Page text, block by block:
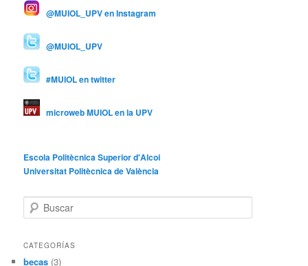
@MUIOL_UPV en Instagram
@MUIOL_UPV
#MUIOL en twitter
microweb MUIOL en la UPV
Escola Politècnica Superior d'Alcoi
Universitat Politècnica de València
u
c
CATEGORÍAS
becas (3)